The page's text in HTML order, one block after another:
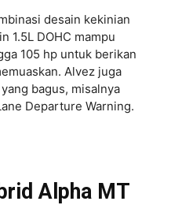
desain kekinian
1.5L DOHC mampu
105 hp untuk berikan
Alvez juga
bagus, misalnya
Departure Warning.
Alpha MT